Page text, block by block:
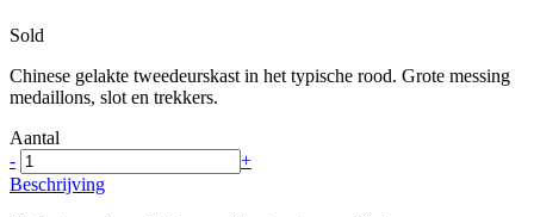
Sold
Chinese gelakte tweedeurskast in het typische rood. Grote messing
medaillons, slot en trekkers.
Aantal
-
+
Beschrijving